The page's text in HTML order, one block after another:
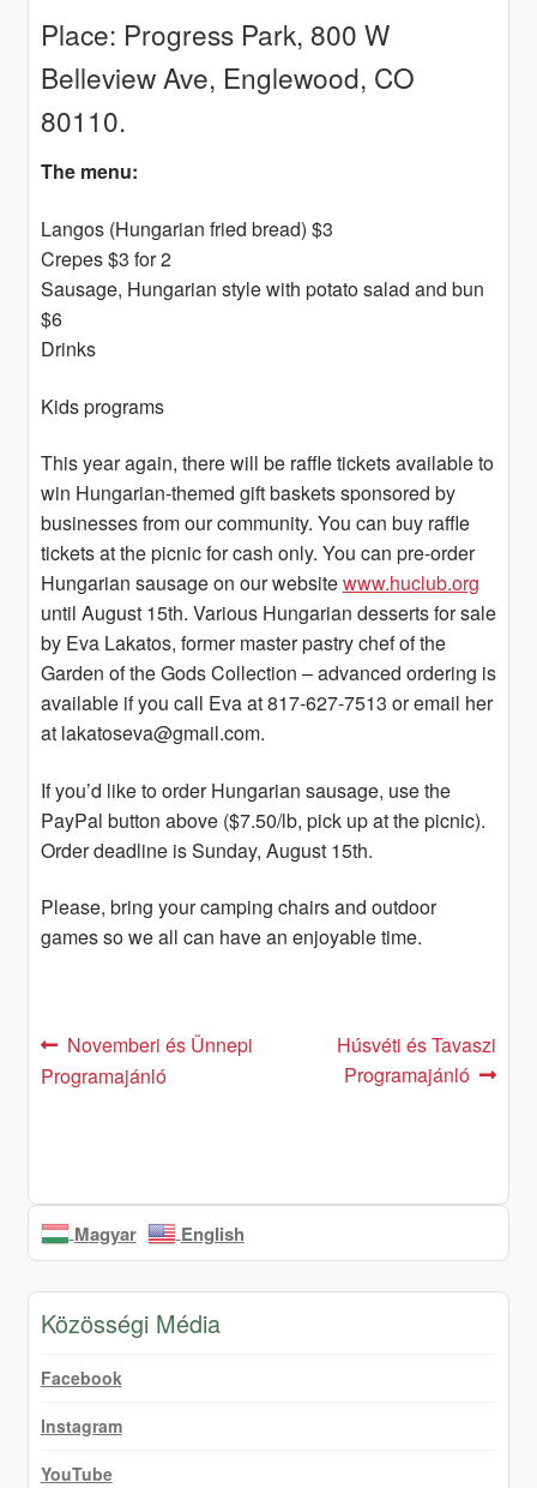
Place: Progress Park, 800 W
Belleview Ave, Englewood, CO
80110.
The menu:
Langos (Hungarian fried bread) $3
Crepes $3 for 2
Sausage, Hungarian style with potato salad and bun
$6
Drinks
Kids programs
This year again, there will be raffle tickets available to
win Hungarian-themed gift baskets sponsored by
businesses from our community. You can buy raffle
tickets at the picnic for cash only. You can pre-order
Hungarian sausage on our websitewww.huclub.org
until August 15th. Various Hungarian desserts for sale
by Eva Lakatos, former master pastry chef of the
Garden of the Gods Collection – advanced ordering is
available if you call Eva at 817-627-7513 or email her
at lakatoseva@gmail.com.
If you’d like to order Hungarian sausage, use the
PayPal button above ($7.50/lb, pick up at the picnic).
Order deadline is Sunday, August 15th.
Please, bring your camping chairs and outdoor
games so we all can have an enjoyable time.
Post
navigation
Previous
post:
Novemberi és Ünnepi
Programajánló
Next
post:
Húsvéti és Tavaszi
Programajánló
Magyar English
Közösségi Média
Facebook
Instagram
YouTube